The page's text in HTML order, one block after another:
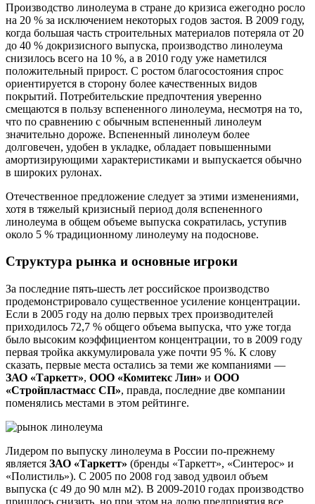
Производство линолеума в стране до кризиса ежегодно росло
на 20 % за исключением некоторых годов застоя. В 2009 году,
когда большая часть строительных материалов потеряла от 20
до 40 % докризисного выпуска, производство линолеума
снизилось всего на 10 %, а в 2010 году уже наметился
положительный прирост. С ростом благосостояния спрос
ориентируется в сторону более качественных видов
покрытий. Потребительские предпочтения уверенно
смещаются в пользу вспененного линолеума, несмотря на то,
что по сравнению с обычным вспененный линолеум
значительно дороже. Вспененный линолеум более
долговечен, удобен в укладке, обладает повышенными
амортизирующими характеристиками и выпускается обычно
в широких рулонах.
Отечественное предложение следует за этими изменениями,
хотя в тяжелый кризисный период доля вспененного
линолеума в общем объеме выпуска сократилась, уступив
около 5 % традиционному линолеуму на подоснове.
Структура рынка и основные игроки
За последние пять-шесть лет российское производство
продемонстрировало существенное усиление концентрации.
Если в 2005 году на долю первых трех производителей
приходилось 72,7 % общего объема выпуска, что уже тогда
было высоким коэффициентом концентрации, то в 2009 году
первая тройка аккумулировала уже почти 95 %. К слову
сказать, первые места остались за теми же компаниями —
ЗАО «Таркетт», ООО «Комитекс Лин» и ООО
«Стройпластмасс СП», правда, последние две компании
поменялись местами в этом рейтинге.
Лидером по выпуску линолеума в России по-прежнему
является ЗАО «Таркетт» (бренды «Таркетт», «Синтерос» и
«Полистиль»). С 2005 по 2008 год завод удвоил объем
выпуска (с 49 до 90 млн м2). В 2009-2010 годах производство
пришлось снизить, но при этом на долю предприятия все